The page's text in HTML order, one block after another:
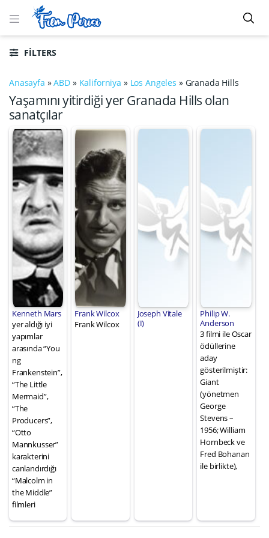
FILTERS
Anasayfa »ABD » Kaliforniya » Los Angeles » Granada Hills
Yaşamını yitirdiği yer Granada Hills olan
sanatçılar
Kenneth Mars
yer aldığı iyi
yapımlar
arasında “You
ng
Frankenstein”,
“The Little
Mermaid”,
“The
Producers”,
“Otto
Mannkusser”
karakterini
canlandırdığı
“Malcolm in
the Middle”
filmleri
Frank Wilcox
Frank Wilcox
Joseph Vitale
(I)
Philip W.
Anderson
3 filmi ile Oscar
ödüllerine
aday
gösterilmiştir:
Giant
(yönetmen
George
Stevens –
1956; William
Hornbeck ve
Fred Bohanan
ile birlikte),